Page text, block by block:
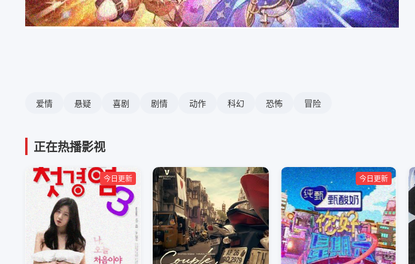
爱情 悬疑 喜剧 剧情 动作 科幻 恐怖 冒险
正在热播影视
今日更新 今日更新